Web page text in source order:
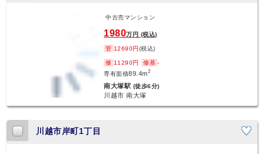
中古売マンション
1980万円 (税込)
管 12690円(税込)
修 11290円 修基 -
専有面積89.4m2
南大塚駅 (徒歩6分)
川越市 南大塚
川越市岸町1丁目